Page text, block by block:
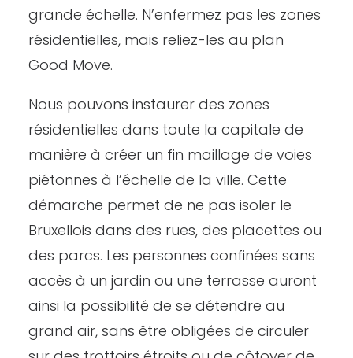
grande échelle. N’enfermez pas les zones
résidentielles, mais reliez-les au plan
Good Move.
Nous pouvons instaurer des zones
résidentielles dans toute la capitale de
manière à créer un fin maillage de voies
piétonnes à l’échelle de la ville. Cette
démarche permet de ne pas isoler le
Bruxellois dans des rues, des placettes ou
des parcs. Les personnes confinées sans
accès à un jardin ou une terrasse auront
ainsi la possibilité de se détendre au
grand air, sans être obligées de circuler